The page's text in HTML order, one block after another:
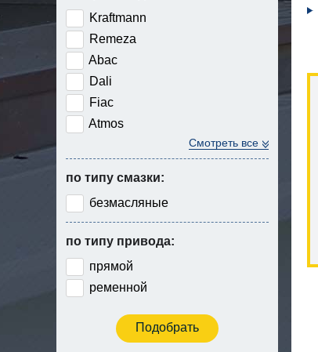
Kraftmann
Remeza
Abac
Dali
Fiac
Atmos
Смотреть все
по типу смазки:
безмасляные
по типу привода:
прямой
ременной